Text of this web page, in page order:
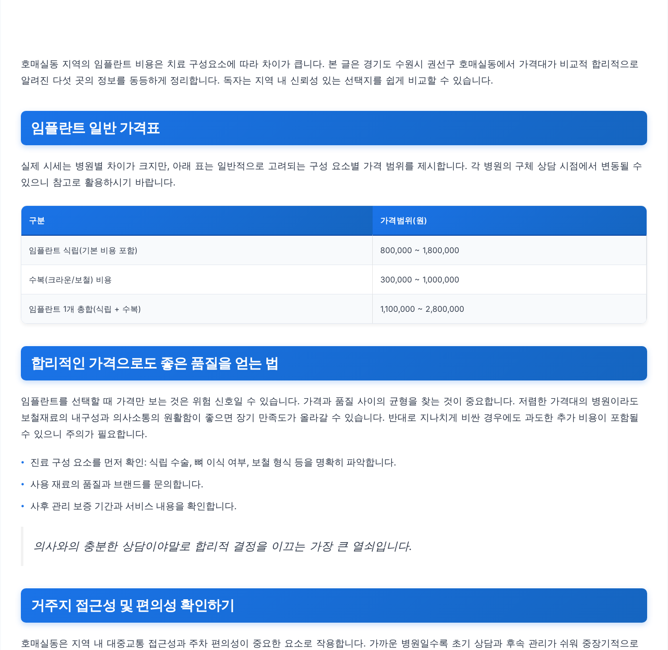
호매실동 지역의 임플란트 비용은 치료 구성요소에 따라 차이가 큽니다. 본 글은 경기도 수원시 권선구 호매실동에서 가격대가 비교적 합리적으로
알려진 다섯 곳의 정보를 동등하게 정리합니다. 독자는 지역 내 신뢰성 있는 선택지를 쉽게 비교할 수 있습니다.
임플란트 일반 가격표
실제 시세는 병원별 차이가 크지만, 아래 표는 일반적으로 고려되는 구성 요소별 가격 범위를 제시합니다. 각 병원의 구체 상담 시점에서 변동될 수
있으니 참고로 활용하시기 바랍니다.
구분 가격범위(원)
임플란트 식립(기본 비용 포함) 800,000 ~ 1,800,000
수복(크라운/보철) 비용 300,000 ~ 1,000,000
임플란트 1개 총합(식립 + 수복) 1,100,000 ~ 2,800,000
합리적인 가격으로도 좋은 품질을 얻는 법
임플란트를 선택할 때 가격만 보는 것은 위험 신호일 수 있습니다. 가격과 품질 사이의 균형을 찾는 것이 중요합니다. 저렴한 가격대의 병원이라도
보철재료의 내구성과 의사소통의 원활함이 좋으면 장기 만족도가 올라갈 수 있습니다. 반대로 지나치게 비싼 경우에도 과도한 추가 비용이 포함될
수 있으니 주의가 필요합니다.
진료 구성 요소를 먼저 확인: 식립 수술, 뼈 이식 여부, 보철 형식 등을 명확히 파악합니다.
사용 재료의 품질과 브랜드를 문의합니다.
사후 관리 보증 기간과 서비스 내용을 확인합니다.
의사와의 충분한 상담이야말로 합리적 결정을 이끄는 가장 큰 열쇠입니다.
거주지 접근성 및 편의성 확인하기
호매실동은 지역 내 대중교통 접근성과 주차 편의성이 중요한 요소로 작용합니다. 가까운 병원일수록 초기 상담과 후속 관리가 쉬워 중장기적으로